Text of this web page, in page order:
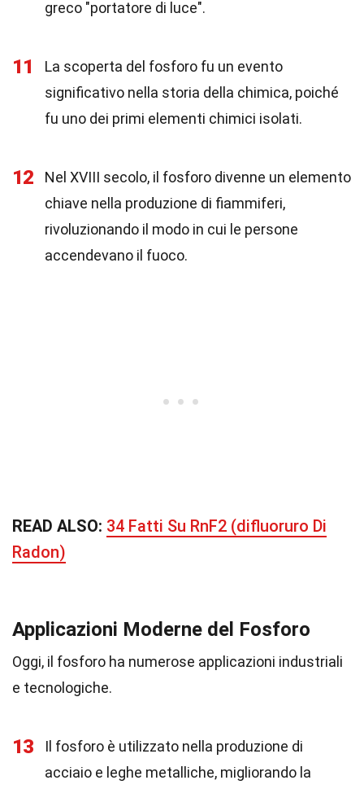
greco "portatore di luce".
11
La scoperta del fosforo fu un evento
significativo nella storia della chimica, poiché
fu uno dei primi elementi chimici isolati.
12
Nel XVIII secolo, il fosforo divenne un elemento
chiave nella produzione di fiammiferi,
rivoluzionando il modo in cui le persone
accendevano il fuoco.
READ ALSO: 34 Fatti Su RnF2 (difluoruro Di
Radon)
Applicazioni Moderne del Fosforo
Oggi, il fosforo ha numerose applicazioni industriali
e tecnologiche.
13
Il fosforo è utilizzato nella produzione di
acciaio e leghe metalliche, migliorando la